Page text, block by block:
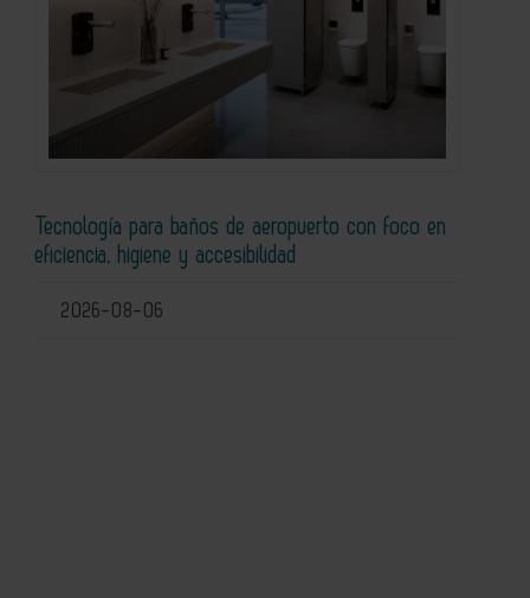
Tecnología para baños de aeropuerto con foco en
eficiencia, higiene y accesibilidad
2026-08-06